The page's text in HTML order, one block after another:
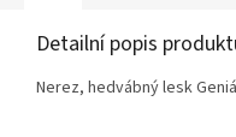
Detailní popis
Nerez, hedvábný lesk